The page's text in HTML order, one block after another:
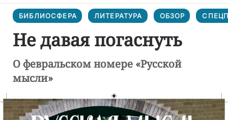
БИБЛИОСФЕРА ЛИТЕРАТУРА ОБЗОР
Не давая погаснуть
О февральском номере «Русской
мысли»